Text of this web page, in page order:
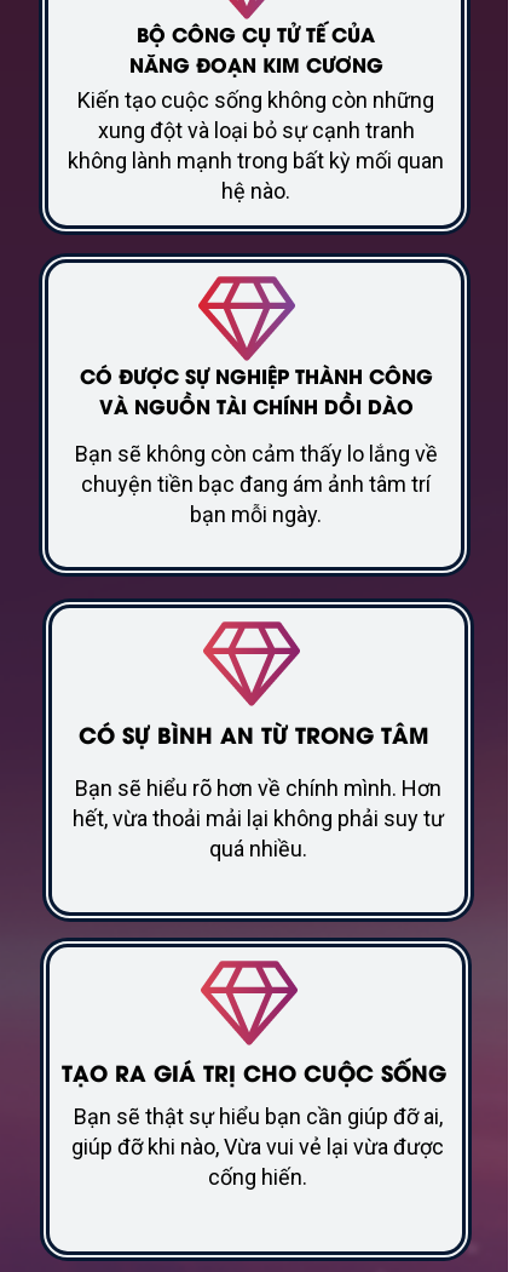
CÓ ĐƯỢC SỰ NGHIỆP THÀNH CÔNG
VÀ NGUỒN TÀI CHÍNH DỒI DÀO
Bạn sẽ không còn cảm thấy lo lắng về
chuyện tiền bạc đang ám ảnh tâm trí
bạn mỗi ngày.
CÓ SỰ BÌNH AN TỪ TRONG TÂM
Bạn sẽ hiểu rõ hơn về chính mình. Hơn
hết, vừa thoải mải lại không phải suy tư
quá nhiều.
TẠO RA GIÁ TRỊ CHO CUỘC SỐNG
Bạn sẽ thật sự hiểu bạn cần giúp đỡ ai,
giúp đỡ khi nào, Vừa vui vẻ lại vừa được
cống hiến.
BỘ CÔNG CỤ TỬ TẾ CỦA
NĂNG ĐOẠN KIM CƯƠNG
Kiến tạo cuộc sống không còn những
xung đột và loại bỏ sự cạnh tranh
không lành mạnh trong bất kỳ mối quan
hệ nào.